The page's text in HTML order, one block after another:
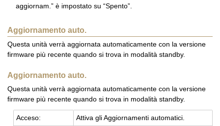
aggiornam.” è impostato su “Spento”.
Aggiornamento auto.
Questa unità verrà aggiornata automaticamente con la versione
firmware più recente quando si trova in modalità standby.
Aggiornamento auto.
Questa unità verrà aggiornata automaticamente con la versione
firmware più recente quando si trova in modalità standby.
Ac­ce­so:
At­ti­va gli Ag­gior­na­men­ti au­to­ma­ti­ci.